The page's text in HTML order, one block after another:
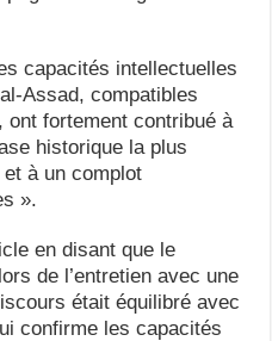
capacités intellectuelles
Assad, compatibles
fortement contribué à
historique la plus
à un complot
».
en disant que le
de l’entretien avec une
était équilibré avec
confirme les capacités